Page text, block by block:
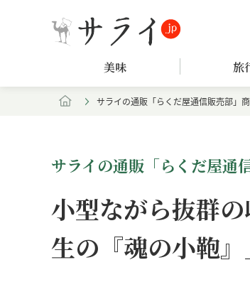
美味 旅
サライの通販「らくだ屋通信販売部」
サライの通販「らくだ屋通
小型ながら抜群
生の『魂の小鞄』